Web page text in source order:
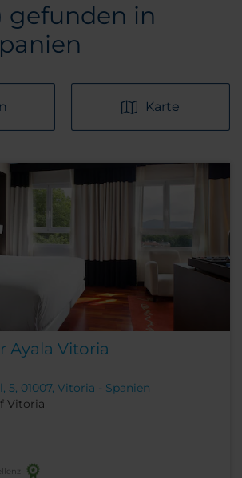
gefunden in
Karte
Ayala Vitoria
5, 01007, Vitoria - Spanien
Vitoria